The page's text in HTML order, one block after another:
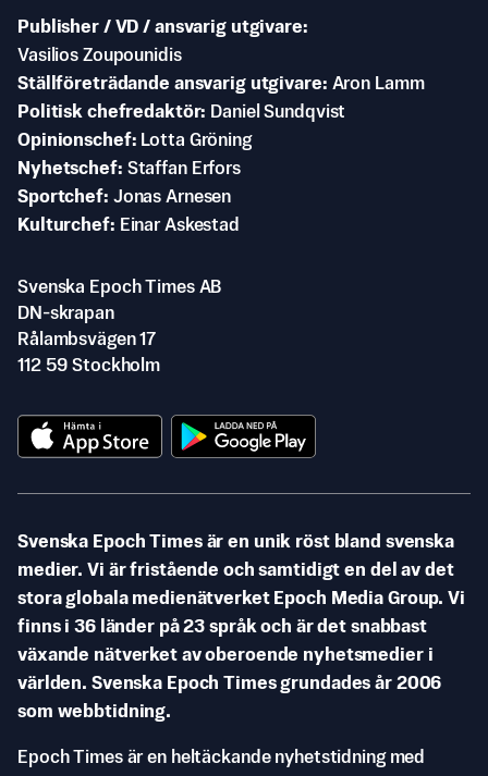
Publisher / VD / ansvarig utgivare
Vasilios Zoupounidis
Ställföreträdande ansvarig utgivare Aron Lamm
Politisk chefredaktör
Daniel Sundqvist
Opinionschef
Lotta Gröning
Nyhetschef Staffan Erfors
Sportchef Jonas Arnesen
Kulturchef
Einar Askestad
Svenska Epoch Times AB
DN-skrapan
Rålambsvägen 17
112 59 Stockholm
Svenska Epoch Times är en unik röst bland svenska
medier. Vi är fristående och samtidigt en del av det
stora globala medienätverket Epoch Media Group. Vi
finns i 36 länder på 23 språk och är det snabbast
växande nätverket av oberoende nyhetsmedier i
världen. Svenska Epoch Times grundades år 2006
som webbtidning.
Epoch Times är en heltäckande nyhetstidning med